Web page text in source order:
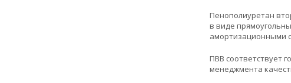
Пенополиуретан
в виде
амортизационными
ПВВ соответствует
менеджмента